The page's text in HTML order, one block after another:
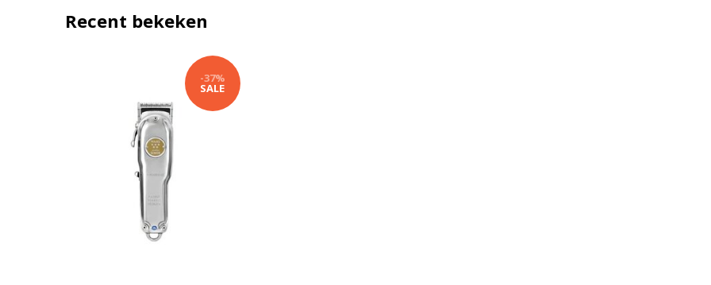
Recent bekeken
-37%
SALE